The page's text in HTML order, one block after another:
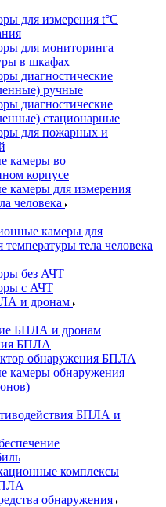
для измерения t°С
для мониторинга
в шкафах
диагностические
ручные
диагностические
стационарные
для пожарных и
камеры во
корпусе
камеры для измерения
человека
камеры для
температуры тела человека
без АЧТ
с АЧТ
и дронам
БПЛА и дронам
БПЛА
обнаружения БПЛА
камеры обнаружения
БПЛА и
комплексы
обнаружения